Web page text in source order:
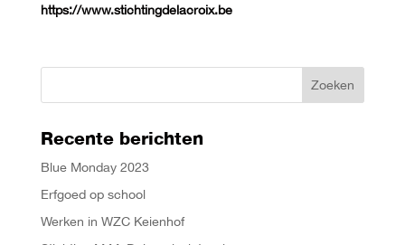
https://www.stichtingdelacroix.be
Recente berichten
Blue Monday 2023
Erfgoed op school
Werken in WZC Keienhof